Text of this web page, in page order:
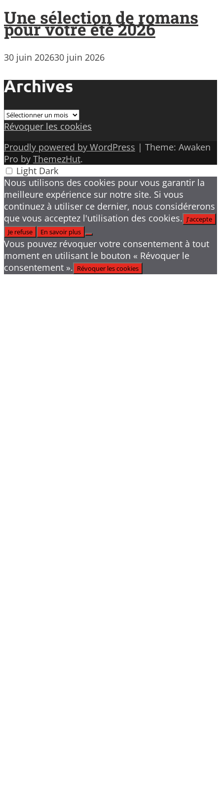
Une sélection de romans
pour votre été 2026
30 juin 202630 juin 2026
Archives
Archives
Révoquer les cookies
Proudly powered by WordPress | Theme: Awaken
Pro by ThemezHut.
Light Dark
Nous utilisons des cookies pour vous garantir la
meilleure expérience sur notre site. Si vous
continuez à utiliser ce dernier, nous considérerons
que vous acceptez l'utilisation des cookies. J'accepte
Je refuse
En savoir plus
Vous pouvez révoquer votre consentement à tout
moment en utilisant le bouton « Révoquer le
consentement ». Révoquer les cookies